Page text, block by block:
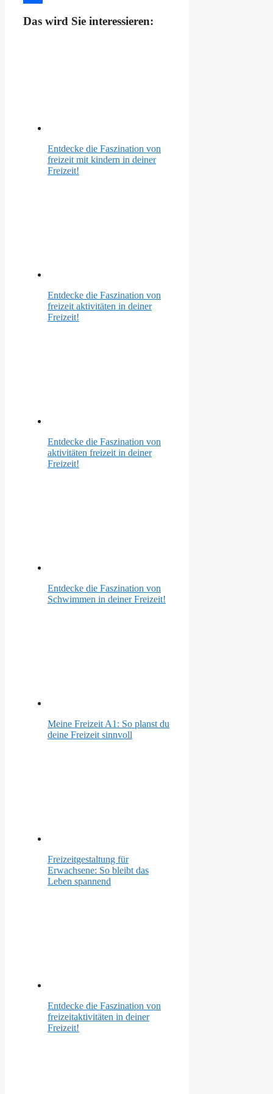
Das wird Sie interessieren:
Entdecke die Faszination von
freizeit mit kindern in deiner
Freizeit!
Entdecke die Faszination von
freizeit aktivitäten in deiner
Freizeit!
Entdecke die Faszination von
aktivitäten freizeit in deiner
Freizeit!
Entdecke die Faszination von
Schwimmen in deiner Freizeit!
Meine Freizeit A1: So planst du
deine Freizeit sinnvoll
Freizeitgestaltung für
Erwachsene: So bleibt das
Leben spannend
Entdecke die Faszination von
freizeitaktivitäten in deiner
Freizeit!